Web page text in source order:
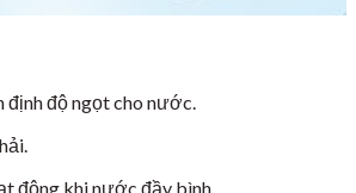
định độ ngọt cho nước.
động khi nước đầy bình.